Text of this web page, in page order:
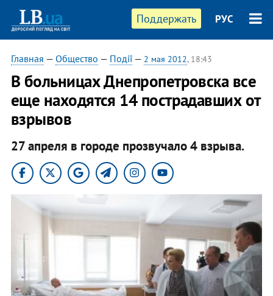
Поддержать РУС
Главная — Общество — Події— 2 мая 2012, 18:43
В больницах Днепропетровска все
еще находятся 14 пострадавших от
взрывов
27 апреля в городе прозвучало 4 взрыва.